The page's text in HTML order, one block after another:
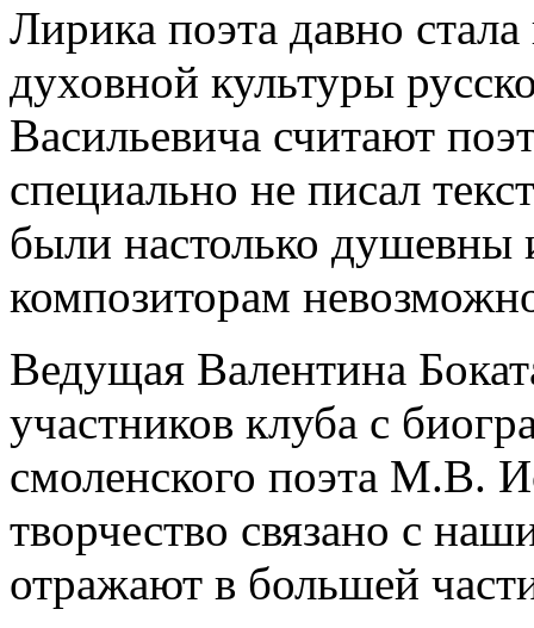
Лирика поэта давно
духовной культуры
Васильевича считают
специально не писал
были настолько душевны
композиторам
Ведущая Валентина
участников клуба с
смоленского поэта М.В.
творчество связано с
отражают в большей